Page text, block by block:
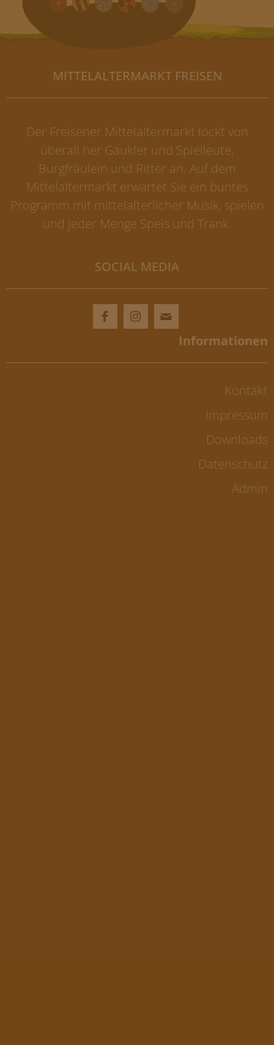
MITTELALTERMARKT FREISEN
Der Freisener Mittelaltermarkt lockt von
überall her Gaukler und Spielleute,
Burgfräulein und Ritter an. Auf dem
Mittelaltermarkt erwartet Sie ein buntes
Programm mit mittelalterlicher Musik, spielen
und jeder Menge Speis und Trank.
SOCIAL MEDIA
Kontakt
Impressum
Downloads
Datenschutz
Admin